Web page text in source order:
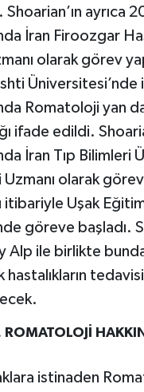
Shoarian’ın ayrıca
İran Firoozgar
olarak görev
Romatoloji yan
ifade edildi.
İran Tıp
olarak
itibariyle Uşak
göreve başladı.
Alp ile birlikte
ROMATOLOJİ
istinaden